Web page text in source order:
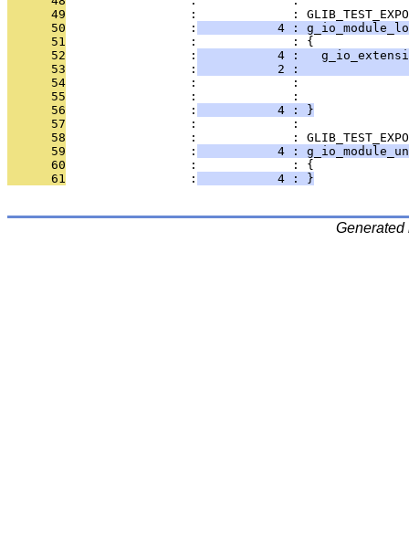
      49
:             :
      50
                 :
4 :
      51
                 :             : {
      52
                 :
4 :
      53
                 :
2 :
      54
:             :
      55
:             :
      56
                 :
           4 : }
      57
                 :             :
      58
:             :
      59
                 :
4 :
      60
                 :             : {
      61
                 :
           4 : }